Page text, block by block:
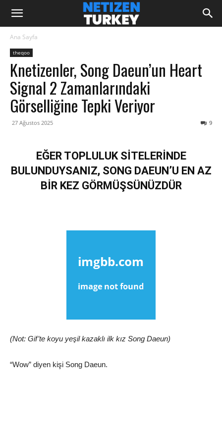
Ana Sayfa
theqoo
Knetizenler, Song Daeun’un Heart
Signal 2 Zamanlarındaki
Görselliğine Tepki Veriyor
27 Ağustos 2025 9
EĞER TOPLULUK SİTELERİNDE
BULUNDUYSANIZ, SONG DAEUN’U EN AZ
BİR KEZ GÖRMÜŞSÜNÜZDÜR
(Not: Gif’te koyu yeşil kazaklı ilk kız Song Daeun)
“Wow” diyen kişi Song Daeun.